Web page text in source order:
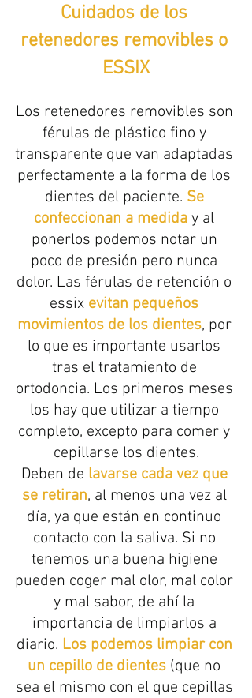
Cuidados de los
retenedores removibles o
ESSIX
Los retenedores removibles son
férulas de plástico fino y
transparente que van adaptadas
perfectamente a la forma de los
dientes del paciente. Se
confeccionan a medida y al
ponerlos podemos notar un
poco de presión pero nunca
dolor. Las férulas de retención o
essix evitan pequeños
movimientos de los dientes, por
lo que es importante usarlos
tras el tratamiento de
ortodoncia. Los primeros meses
los hay que utilizar a tiempo
completo, excepto para comer y
cepillarse los dientes.
Deben de lavarse cada vez que
se retiran, al menos una vez al
día, ya que están en continuo
contacto con la saliva. Si no
tenemos una buena higiene
pueden coger mal olor, mal color
y mal sabor, de ahí la
importancia de limpiarlos a
diario. Los podemos limpiar con
un cepillo de dientes (que no
sea el mismo con el que cepillas